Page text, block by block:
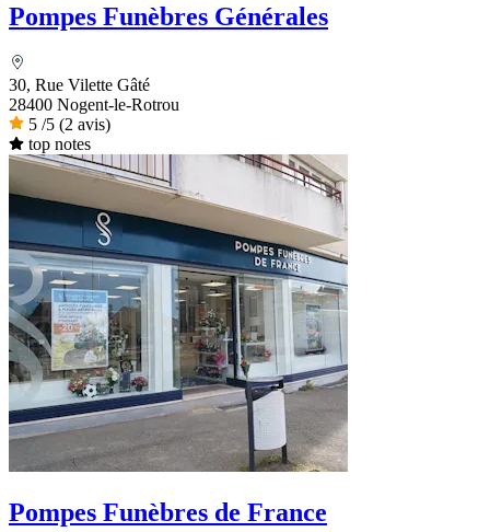
Pompes Funèbres Générales
30, Rue Vilette Gâté
28400 Nogent-le-Rotrou
5 /5 (2 avis)
top notes
Pompes Funèbres de France